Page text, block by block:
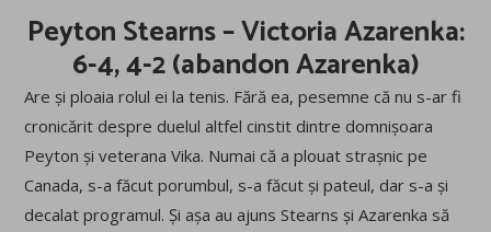
Peyton Stearns – Victoria Azarenka:
6-4, 4-2 (abandon Azarenka)
Are și ploaia rolul ei la tenis. Fără ea, pesemne că nu s-ar fi
cronicărit despre duelul altfel cinstit dintre domnișoara
Peyton și veterana Vika. Numai că a plouat strașnic pe
Canada, s-a făcut porumbul, s-a făcut și pateul, dar s-a și
decalat programul. Și așa au ajuns Stearns și Azarenka să